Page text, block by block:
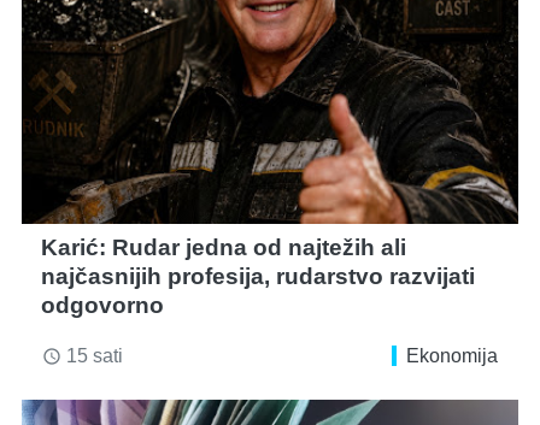
Karić: Rudar jedna od najtežih ali
najčasnijih profesija, rudarstvo razvijati
odgovorno
access_time 15 sati Ekonomija